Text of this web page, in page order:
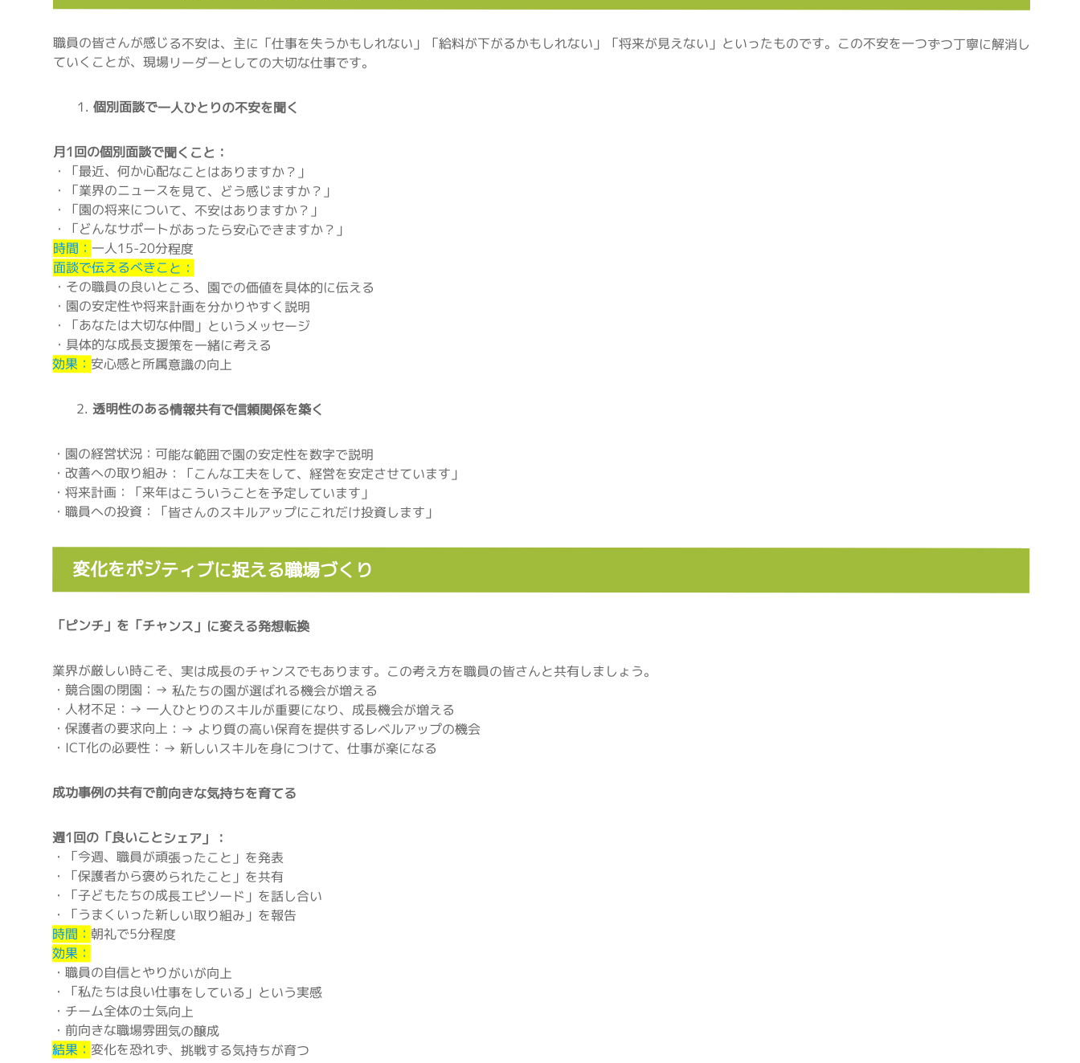
職員の皆さんが感じる不安は、主に「仕事を失うかもしれない」「給料が下がるかもしれない」「将来が見えない」といったものです。この不安を一つずつ丁寧に解消し
ていくことが、現場リーダーとしての大切な仕事です。
個別面談で一人ひとりの不安を聞く
月1回の個別面談で聞くこと：
・「最近、何か心配なことはありますか？」
・「業界のニュースを見て、どう感じますか？」
・「園の将来について、不安はありますか？」
・「どんなサポートがあったら安心できますか？」
時間： 一人15-20分程度
面談で伝えるべきこと：
・その職員の良いところ、園での価値を具体的に伝える
・園の安定性や将来計画を分かりやすく説明
・「あなたは大切な仲間」というメッセージ
・具体的な成長支援策を一緒に考える
効果： 安心感と所属意識の向上
透明性のある情報共有で信頼関係を築く
・園の経営状況：可能な範囲で園の安定性を数字で説明
・改善への取り組み：「こんな工夫をして、経営を安定させています」
・将来計画：「来年はこういうことを予定しています」
・職員への投資：「皆さんのスキルアップにこれだけ投資します」
変化をポジティブに捉える職場づくり
「ピンチ」を「チャンス」に変える発想転換
業界が厳しい時こそ、実は成長のチャンスでもあります。この考え方を職員の皆さんと共有しましょう。
・競合園の閉園：→ 私たちの園が選ばれる機会が増える
・人材不足：→ 一人ひとりのスキルが重要になり、成長機会が増える
・保護者の要求向上：→ より質の高い保育を提供するレベルアップの機会
・ICT化の必要性：→ 新しいスキルを身につけて、仕事が楽になる
成功事例の共有で前向きな気持ちを育てる
週1回の「良いことシェア」：
・「今週、職員が頑張ったこと」を発表
・「保護者から褒められたこと」を共有
・「子どもたちの成長エピソード」を話し合い
・「うまくいった新しい取り組み」を報告
時間： 朝礼で5分程度
効果：
・職員の自信とやりがいが向上
・「私たちは良い仕事をしている」という実感
・チーム全体の士気向上
・前向きな職場雰囲気の醸成
結果： 変化を恐れず、挑戦する気持ちが育つ